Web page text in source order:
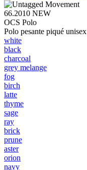
66.2010 NEW
OCS Polo
Polo pesante piqué unisex
white
black
charcoal
grey melange
fog
birch
latte
thyme
sage
ray
brick
prune
aster
orion
navy